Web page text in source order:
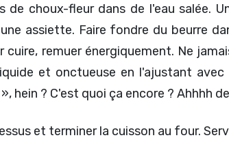
de choux-fleur dans de l'eau
assiette. Faire fondre du beurre
cuire, remuer énergiquement. Ne
et onctueuse en l'ajustant
», hein ? C'est quoi ça encore ? Ahhhh
et terminer la cuisson au four.